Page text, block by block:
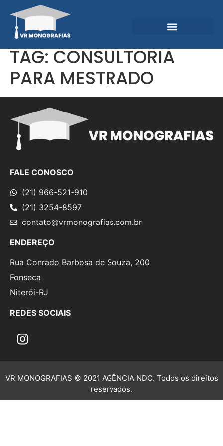
TAG:CONSULTORIA
PARA MESTRADO
FALE CONOSCO
(21) 966-521-910
(21) 3254-8597
contato@vrmonografias.com.br
ENDEREÇO
Rua Conrado Barbosa de Souza, 200
Fonseca
Niterói-RJ
REDES SOCIAIS
VR MONOGRAFIAS © 2021 AGÊNCIA NDC. Todos os direitos
reservados.